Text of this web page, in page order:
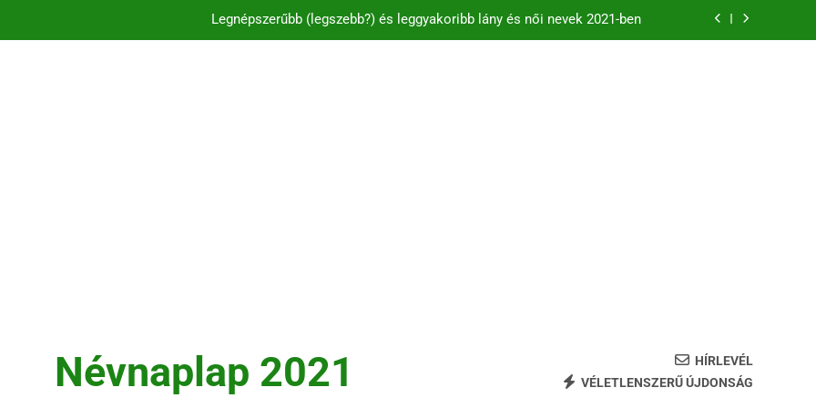
Legnépszerűbb (legszebb?) és leggyakoribb lány és női nevek 2021-ben
Névnaplap 2021
HÍRLEVÉL
VÉLETLENSZERŰ ÚJDONSÁG